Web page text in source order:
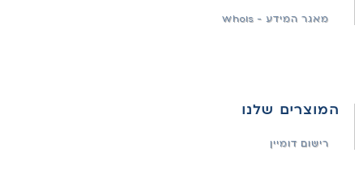
מאגר המידע - WhoIs
המוצרים שלנו
רישום דומיין